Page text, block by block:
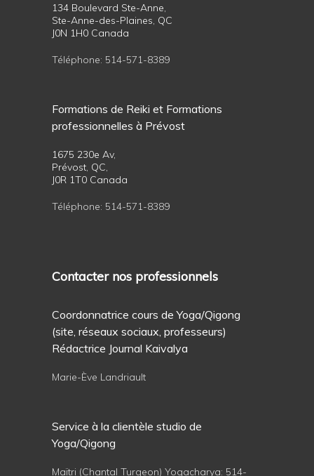
134 Boulevard Ste-Anne,
Ste-Anne-des-Plaines, QC
J0N 1H0 Canada
Téléphone: 514-571-8389
Formations de Reiki et Formations
professionnelles à Prévost
1675 230e Av,
Prévost, QC,
J0R 1T0 Canada
Téléphone: 514-571-8389
Contacter nos professionnels
Coordonnatrice cours de Yoga/Qigong
(site, réseaux sociaux, professeurs)
Rédactrice Journal Kaivalya
Marie-Ève Landriault
Service à la clientèle studio de
Yoga/Qigong
Maïtri (Chantal Turgeon) Yogacharya: 514-